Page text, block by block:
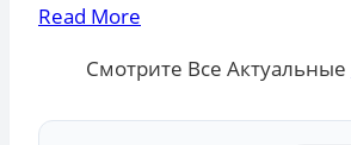
Read More
Смотрите Все Актуальные